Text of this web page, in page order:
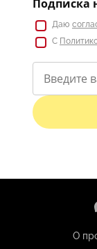
Подписка
Даю
С
О